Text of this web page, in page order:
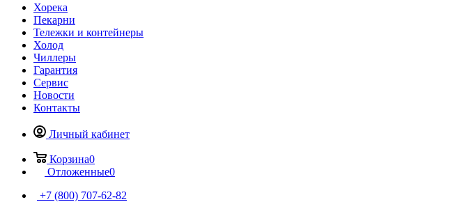
Хорека
Пекарни
Тележки и контейнеры
Холод
Чиллеры
Гарантия
Сервис
Новости
Контакты
Личный кабинет
Корзина0
Отложенные0
+7 (800) 707-62-82